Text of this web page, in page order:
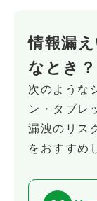
情報漏
なとき？
次のような
ン・タブレ
漏洩のリス
をおすすめ